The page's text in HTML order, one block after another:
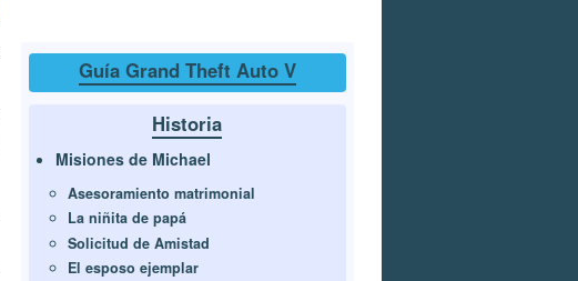
Guía Grand Theft Auto V
Historia
Misiones de Michael
Asesoramiento matrimonial
La niñita de papá
Solicitud de Amistad
El esposo ejemplar